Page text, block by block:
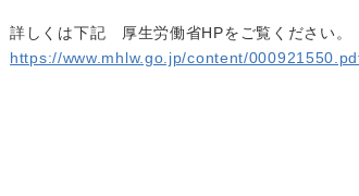
詳しくは下記 厚生労働省HPをご覧ください。
https://www.mhlw.go.jp/content/